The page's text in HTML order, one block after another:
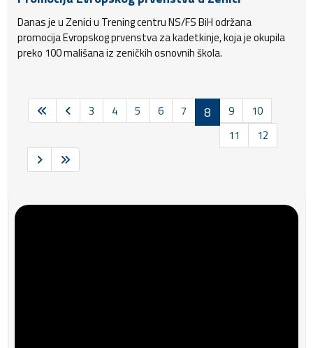
Danas je u Zenici u Trening centru NS/FS BiH održana
promocija Evropskog prvenstva za kadetkinje, koja je okupila
preko 100 mališana iz zeničkih osnovnih škola.
3 4 5 6 7 8 9
10
11
12